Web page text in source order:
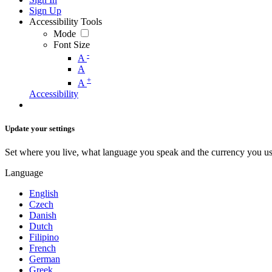
Sign Up
Accessibility Tools
Mode
Font Size
A -
A
A +
Accessibility
Update your settings
Set where you live, what language you speak and the currency you
Language
English
Czech
Danish
Dutch
Filipino
French
German
Greek